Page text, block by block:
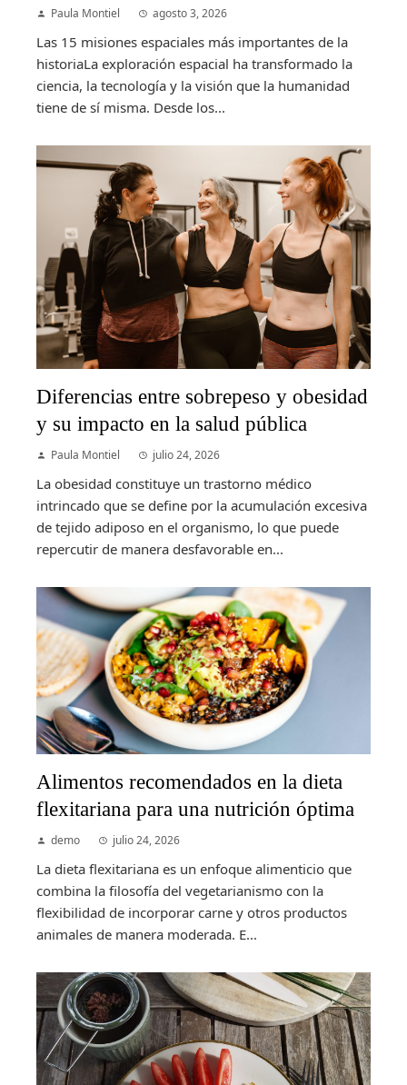
Paula Montiel agosto 3, 2026
Las 15 misiones espaciales más importantes de la
historiaLa exploración espacial ha transformado la
ciencia, la tecnología y la visión que la humanidad
tiene de sí misma. Desde los...
Diferencias entre sobrepeso y obesidad
y su impacto en la salud pública
Paula Montiel julio 24, 2026
La obesidad constituye un trastorno médico
intrincado que se define por la acumulación excesiva
de tejido adiposo en el organismo, lo que puede
repercutir de manera desfavorable en...
Alimentos recomendados en la dieta
flexitariana para una nutrición óptima
demo julio 24, 2026
La dieta flexitariana es un enfoque alimenticio que
combina la filosofía del vegetarianismo con la
flexibilidad de incorporar carne y otros productos
animales de manera moderada. E...